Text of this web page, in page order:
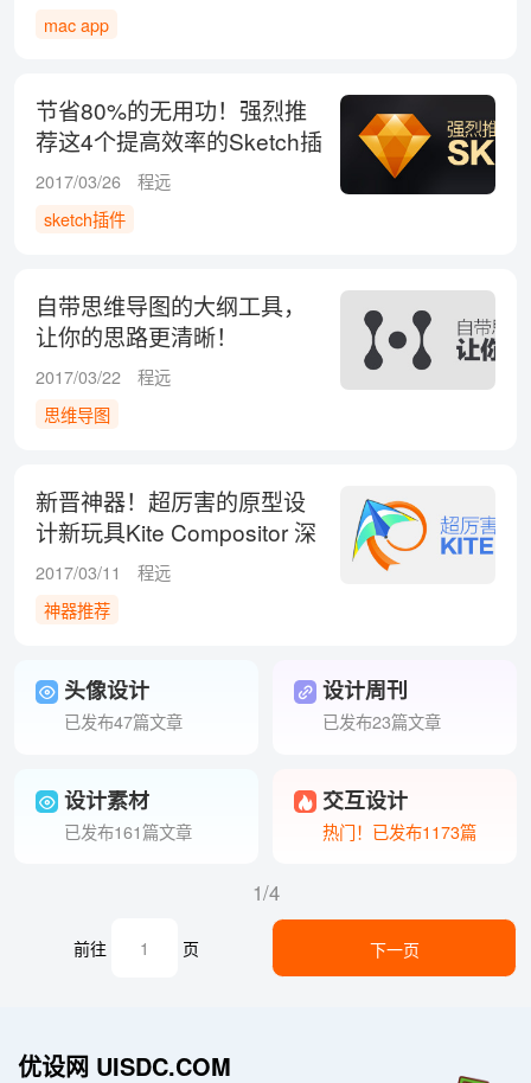
mac app
节省80%的无用功！强烈推
荐这4个提高效率的Sketch插
件
2017/03/26
程远
sketch插件
自带思维导图的大纲工具，
让你的思路更清晰！
2017/03/22
程远
思维导图
新晋神器！超厉害的原型设
计新玩具Kite Compositor 深
度测评
2017/03/11
程远
神器推荐
头像设计
已发布47篇文章
设计周刊
已发布23篇文章
设计素材
已发布161篇文章
交互设计
热门！已发布1173篇
1/4
前往 页 下一页
优设网 UISDC.COM